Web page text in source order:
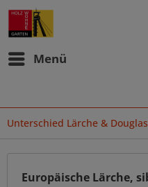
Menü
Unterschied Lärche &
Europäische Lärche,